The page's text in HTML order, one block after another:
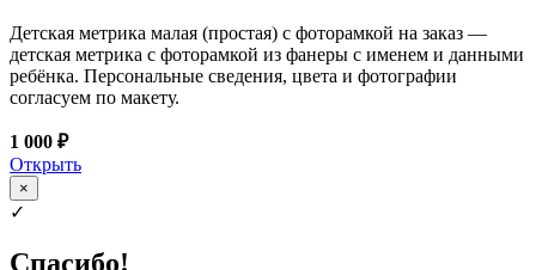
Детская метрика малая (простая) с фоторамкой на заказ —
детская метрика с фоторамкой из фанеры с именем и данными
ребёнка. Персональные сведения, цвета и фотографии
согласуем по макету.
1 000 ₽
Открыть
×
✓
Спасибо!